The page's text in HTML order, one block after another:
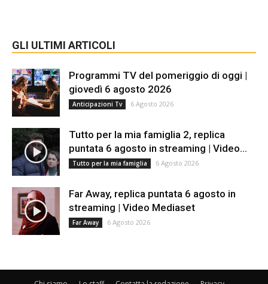
GLI ULTIMI ARTICOLI
Programmi TV del pomeriggio di oggi |
giovedì 6 agosto 2026
Anticipazioni Tv 6 Agosto 2026
Tutto per la mia famiglia 2, replica
puntata 6 agosto in streaming | Video...
Tutto per la mia famiglia 6 Agosto 2026
Far Away, replica puntata 6 agosto in
streaming | Video Mediaset
Far Away 6 Agosto 2026